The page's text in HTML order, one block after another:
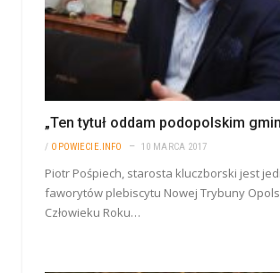
„Ten tytuł oddam podopolskim
/ OPOWIECIE.INFO 10 MARCA 2017
Piotr Pośpiech, starosta kluczborski jest
faworytów plebiscytu Nowej Trybuny
Człowieku Roku…